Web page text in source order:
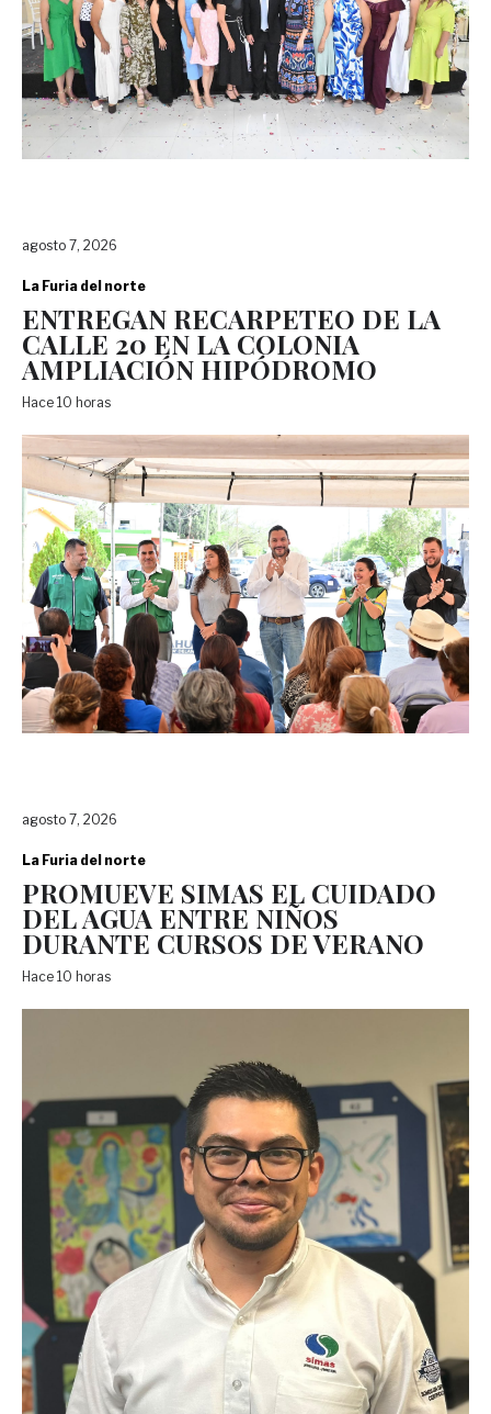
agosto 7, 2026
La Furia del norte
ENTREGAN RECARPETEO DE LA
CALLE 20 EN LA COLONIA
AMPLIACIÓN HIPÓDROMO
Hace 10 horas
agosto 7, 2026
La Furia del norte
PROMUEVE SIMAS EL CUIDADO
DEL AGUA ENTRE NIÑOS
DURANTE CURSOS DE VERANO
Hace 10 horas